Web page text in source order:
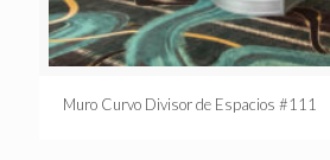
Muro Curvo Divisor de Espacios #111